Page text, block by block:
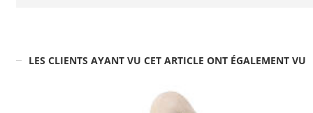
LES CLIENTS AYANT VU CET ARTICLE ONT ÉGALEMENT VU